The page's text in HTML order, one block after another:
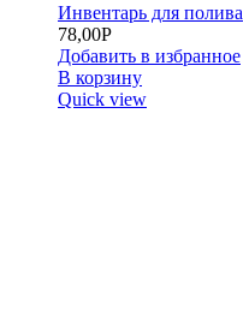
Инвентарь для полива
78,00Р
Добавить в избранное
В корзину
Quick view